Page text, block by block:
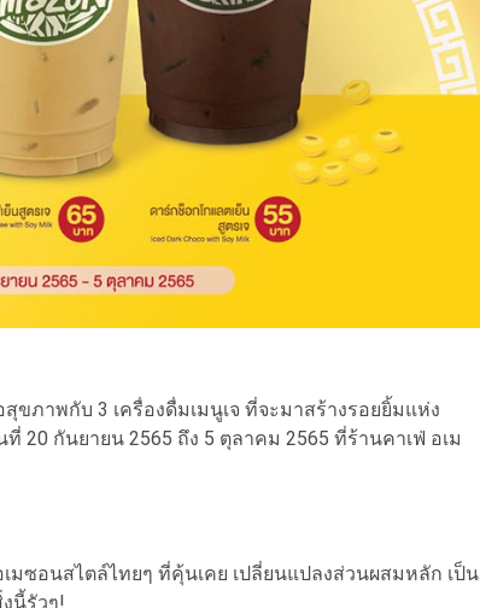
าพกับ 3 เครื่องดื่มเมนูเจ ที่จะมาสร้างรอยยิ้มแห่ง
20 กันยายน 2565 ถึง 5 ตุลาคม 2565 ที่ร้านคาเฟ่ อเม
มซอนสไตล์ไทยๆ ที่คุ้นเคย เปลี่ยนแปลงส่วนผสมหลัก เป็น
นี้รัวๆ!